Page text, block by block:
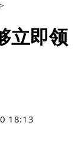
立即领
18:13